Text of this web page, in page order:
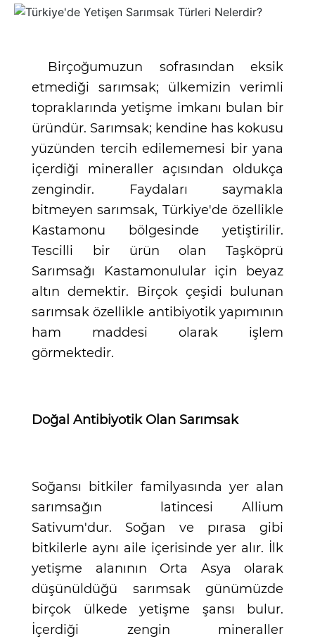
Birçoğumuzun sofrasından eksik
etmediği sarımsak; ülkemizin verimli
topraklarında yetişme imkanı bulan bir
üründür. Sarımsak; kendine has kokusu
yüzünden tercih edilememesi bir yana
içerdiği mineraller açısından oldukça
zengindir. Faydaları saymakla
bitmeyen sarımsak, Türkiye'de özellikle
Kastamonu bölgesinde yetiştirilir.
Tescilli bir ürün olan Taşköprü
Sarımsağı Kastamonulular için beyaz
altın demektir. Birçok çeşidi bulunan
sarımsak özellikle antibiyotik yapımının
ham maddesi olarak işlem
görmektedir.
Doğal Antibiyotik Olan Sarımsak
Soğansı bitkiler familyasında yer alan
sarımsağın latincesi Allium
Sativum'dur. Soğan ve pırasa gibi
bitkilerle aynı aile içerisinde yer alır. İlk
yetişme alanının Orta Asya olarak
düşünüldüğü sarımsak günümüzde
birçok ülkede yetişme şansı bulur.
İçerdiği zengin mineraller